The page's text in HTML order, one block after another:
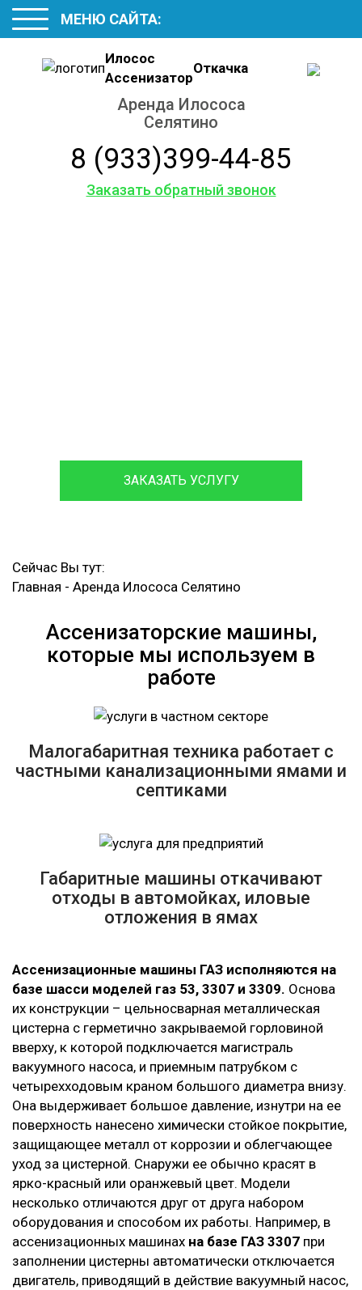
Илосос
Ассенизатор
Откачка
Аренда Илососа
Селятино
8 (933)399-44-85
Заказать обратный звонок
МЕНЮ САЙТА:
ЗАКАЗАТЬ УСЛУГУ
Сейчас Вы тут:
Главная - Аренда Илососа Селятино
Ассенизаторские машины,
которые мы используем в
работе
Малогабаритная техника работает с
частными канализационными ямами и
септиками
Габаритные машины откачивают
отходы в автомойках, иловые
отложения в ямах
Ассенизационные машины ГАЗ исполняются на
базе шасси моделей газ 53, 3307 и 3309. Основа
их конструкции – цельносварная металлическая
цистерна с герметично закрываемой горловиной
вверху, к которой подключается магистраль
вакуумного насоса, и приемным патрубком с
четырехходовым краном большого диаметра внизу.
Она выдерживает большое давление, изнутри на ее
поверхность нанесено химически стойкое покрытие,
защищающее металл от коррозии и облегчающее
уход за цистерной. Снаружи ее обычно красят в
ярко-красный или оранжевый цвет. Модели
несколько отличаются друг от друга набором
оборудования и способом их работы. Например, в
ассенизационных машинах на базе ГАЗ 3307 при
заполнении цистерны автоматически отключается
двигатель, приводящий в действие вакуумный насос,